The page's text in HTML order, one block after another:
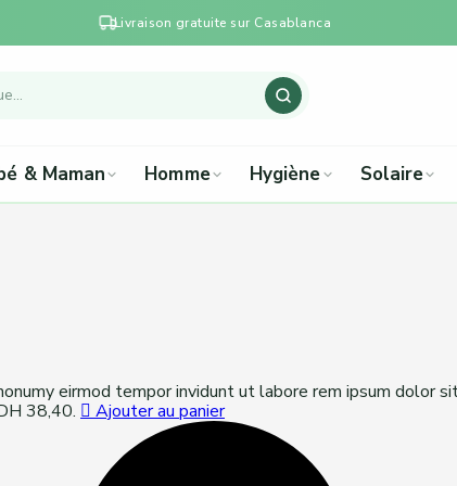
Livraison gratuite sur Casablanca
& Maman Homme Hygiène Solaire
eirmod tempor invidunt ut labore rem ipsum dolor
38,40. Ajouter au panier